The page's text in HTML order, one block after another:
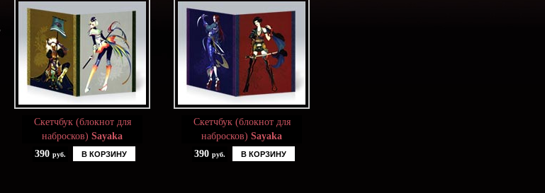
Скетчбук (блокнот для
набросков) Sayaka
390 руб. В КОРЗИНУ
Скетчбук (блокнот для
набросков) Sayaka
390 руб. В КОРЗИНУ